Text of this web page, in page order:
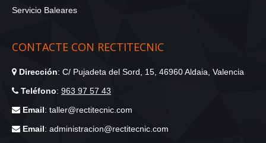
Servicio Baleares
CONTACTE CON RECTITECNIC
Dirección: C/ Pujadeta del Sord, 15, 46960 Aldaia, Valencia
Teléfono: 963 97 57 43
Email: taller@rectitecnic.com
Email: administracion@rectitecnic.com